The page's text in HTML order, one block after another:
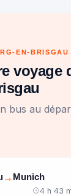
EN-BRISGAU
voyage
bus au
→ Munich
4 h 43